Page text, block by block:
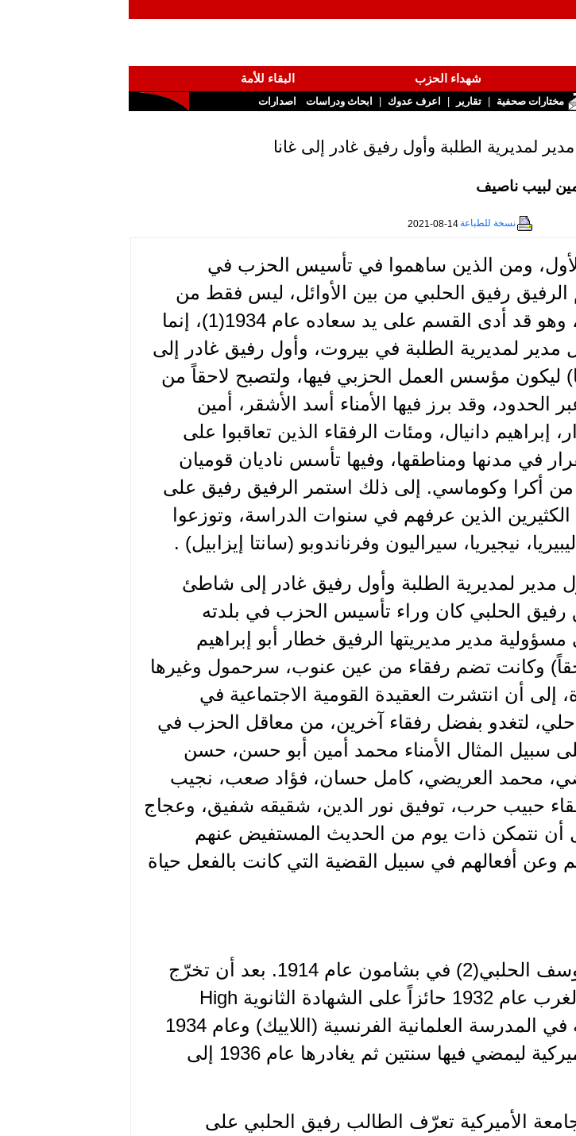
شهداء الحزب
البقاء للأمة
مختارات صحفية | تقارير | اعرف عدوك | ابحاث ودراسات اصدارات
لمديرية الطلبة وأول رفيق غادر إلى غانا
لبيب ناصيف
نسخة للطباعة2021-08-14
ومن الذين ساهموا في تأسيس الحزب في
الرفيق رفيق الحلبي من بين الأوائل، ليس فقط من
ناحية تاريخ الانتماء، وهو قد أدى القسم على يد سعاده عام 1934(1)، إنما
مدير لمديرية الطلبة في بيروت، وأول رفيق غادر إلى
ليكون مؤسس العمل الحزبي فيها، ولتصبح لاحقاً من
الحدود، وقد برز فيها الأمناء أسد الأشقر، أمين
إبراهيم دانيال، ومئات الرفقاء الذين تعاقبوا على
في مدنها ومناطقها، وفيها تأسس ناديان قوميان
من أكرا وكوماسي. إلى ذلك استمر الرفيق رفيق على
الذين عرفهم في سنوات الدراسة، وتوزعوا
نيجيريا، سيراليون وفرناندوبو (سانتا إيزابيل) .
مدير لمديرية الطلبة وأول رفيق غادر إلى شاطئ
رفيق الحلبي كان وراء تأسيس الحزب في بلدته
مدير مديريتها الرفيق خطار أبو إبراهيم
وكانت تضم رفقاء من عين عنوب، سرحمول وغيرها
إلى أن انتشرت العقيدة القومية الاجتماعية في
لتغدو بفضل رفقاء آخرين، من معاقل الحزب في
سبيل المثال الأمناء محمد أمين أبو حسن، حسن
محمد العريضي، كامل حسان، فؤاد صعب، نجيب
حبيب حرب، توفيق نور الدين، شقيقه شفيق، وعجاج
أن نتمكن ذات يوم من الحديث المستفيض عنهم
وعن أفعالهم في سبيل القضية التي كانت بالفعل حياة
ولد الرفيق رفيق يوسف الحلبي(2) في بشامون عام 1914. بعد أن تخرّج
من مدرسة سوق الغرب عام 1932 حائزاً على الشهادة الثانوية High
school تابع دراسته في المدرسة العلمانية الفرنسية (اللاييك) وعام 1934
التحق بالجامعة الأميركية ليمضي فيها سنتين ثم يغادرها عام 1936 إلى
الأميركية تعرّف الطالب رفيق الحلبي على